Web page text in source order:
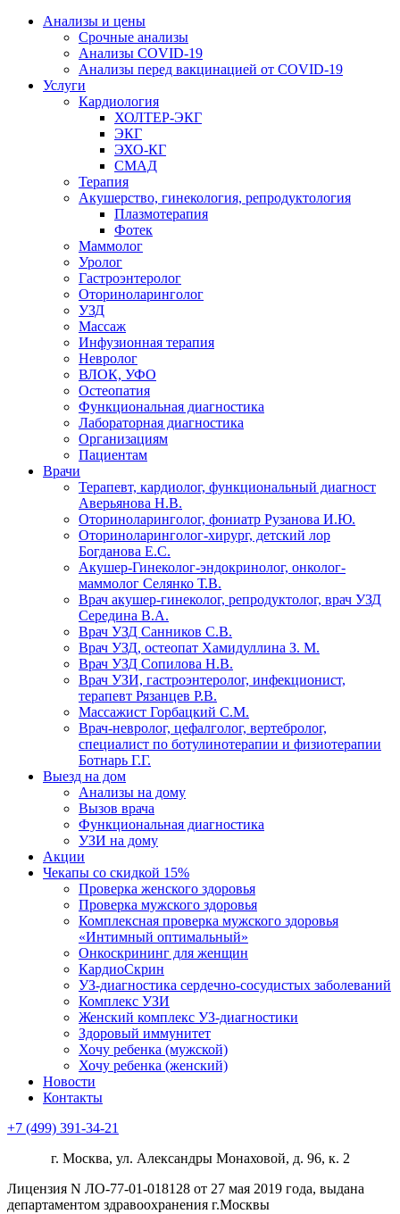
Анализы и цены
Срочные анализы
Анализы COVID-19
Анализы перед вакцинацией от COVID-19
Услуги
Кардиология
ХОЛТЕР-ЭКГ
ЭКГ
ЭХО-КГ
СМАД
Терапия
Акушерство, гинекология, репродуктология
Плазмотерапия
Фотек
Маммолог
Уролог
Гастроэнтеролог
Оториноларинголог
УЗД
Массаж
Инфузионная терапия
Невролог
ВЛОК, УФО
Остеопатия
Функциональная диагностика
Лабораторная диагностика
Организациям
Пациентам
Врачи
Терапевт, кардиолог, функциональный диагност
Аверьянова Н.В.
Оториноларинголог, фониатр Рузанова И.Ю.
Оториноларинголог-хирург, детский лор
Богданова Е.С.
Акушер-Гинеколог-эндокринолог, онколог-
маммолог Селянко Т.В.
Врач акушер-гинеколог, репродуктолог, врач УЗД
Середина В.А.
Врач УЗД Санников С.В.
Врач УЗД, остеопат Хамидуллина З. М.
Врач УЗД Сопилова Н.В.
Врач УЗИ, гастроэнтеролог, инфекционист,
терапевт Рязанцев Р.В.
Массажист Горбацкий С.М.
Врач-невролог, цефалголог, вертебролог,
специалист по ботулинотерапии и физиотерапии
Ботнарь Г.Г.
Выезд на дом
Анализы на дому
Вызов врача
Функциональная диагностика
УЗИ на дому
Акции
Чекапы со скидкой 15%
Проверка женского здоровья
Проверка мужского здоровья
Комплексная проверка мужского здоровья
«Интимный оптимальный»
Онкоcкрининг для женщин
КардиоСкрин
УЗ-диагностика сердечно-сосудистых заболеваний
Комплекс УЗИ
Женский комплекс УЗ-диагностики
Здоровый иммунитет
Хочу ребенка (мужской)
Хочу ребенка (женский)
Новости
Контакты
+7 (499) 391-34-21
г. Москва, ул. Александры Монаховой, д. 96, к. 2
Лицензия N ЛО-77-01-018128 от 27 мая 2019 года, выдана
департаментом здравоохранения г.Москвы